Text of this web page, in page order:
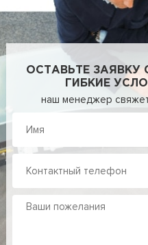
ОСТАВЬТЕ ЗАЯВКУ
ГИБКИЕ
наш менеджер